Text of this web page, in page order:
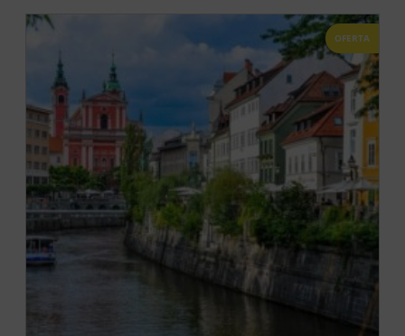
OFERTA